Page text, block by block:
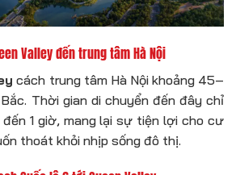
Valley đến trung tâm Hà Nội
cách trung tâm Hà Nội khoảng 45–
Thời gian di chuyển đến đây chỉ
1 giờ, mang lại sự tiện lợi cho cư
thoát khỏi nhịp sống đô thị.